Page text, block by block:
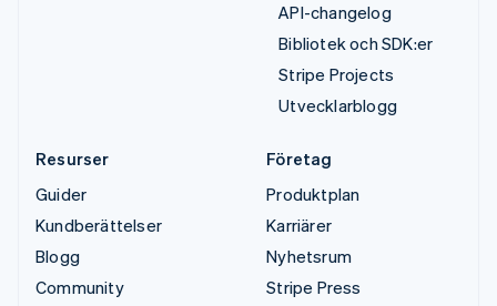
API-changelog
Bibliotek och SDK:er
Stripe Projects
Utvecklarblogg
Resurser
Guider
Kundberättelser
Blogg
Community
Företag
Produktplan
Karriärer
Nyhetsrum
Stripe Press